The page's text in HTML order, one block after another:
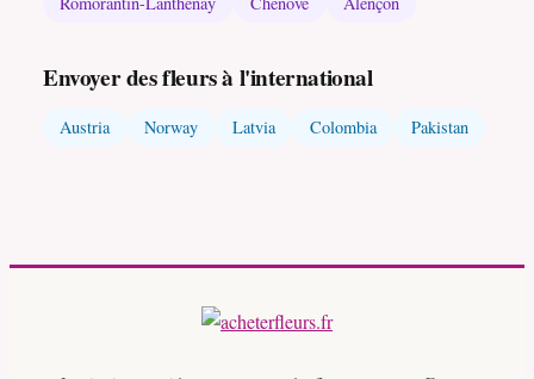
Envoyer des fleurs à l'international
Austria Norway Latvia Colombia Pakistan